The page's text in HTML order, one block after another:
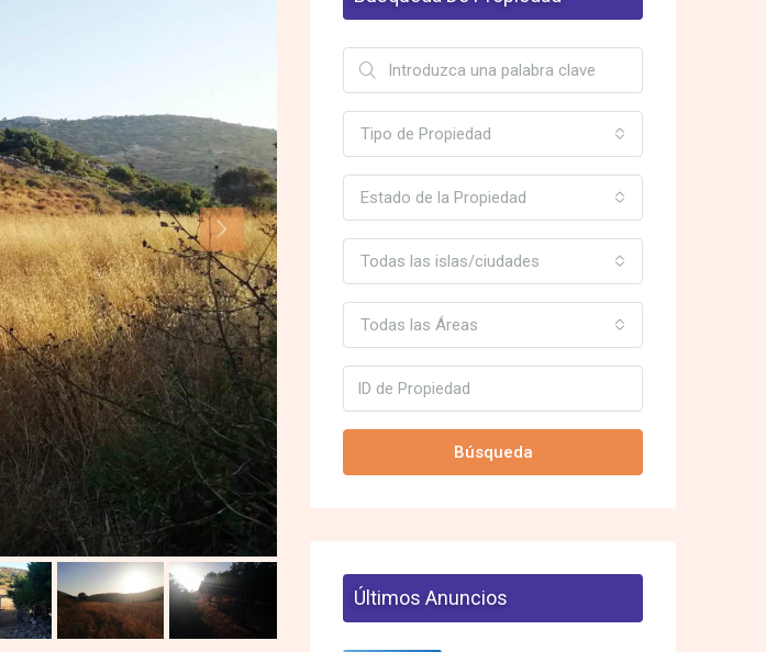
Tipo de Propiedad
Estado de la Propiedad
Todas las islas/ciudades
Todas las Áreas
Búsqueda
Últimos Anuncios